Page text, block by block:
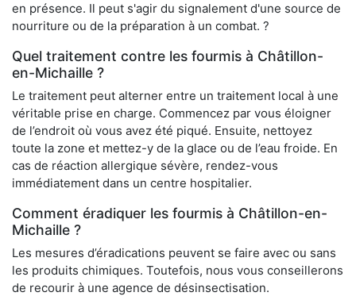
en présence. Il peut s'agir du signalement d'une source de
nourriture ou de la préparation à un combat. ?
Quel traitement contre les fourmis à Châtillon-
en-Michaille ?
Le traitement peut alterner entre un traitement local à une
véritable prise en charge. Commencez par vous éloigner
de l’endroit où vous avez été piqué. Ensuite, nettoyez
toute la zone et mettez-y de la glace ou de l’eau froide. En
cas de réaction allergique sévère, rendez-vous
immédiatement dans un centre hospitalier.
Comment éradiquer les fourmis à Châtillon-en-
Michaille ?
Les mesures d’éradications peuvent se faire avec ou sans
les produits chimiques. Toutefois, nous vous conseillerons
de recourir à une agence de désinsectisation.